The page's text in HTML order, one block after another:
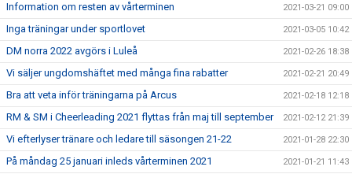
Information om resten av vårterminen 2021-03-21 09:00
Inga träningar under sportlovet 2021-03-05 10:42
DM norra 2022 avgörs i Luleå 2021-02-26 18:38
Vi säljer ungdomshäftet med många fina rabatter 2021-02-21 20:49
Bra att veta inför träningarna på Arcus 2021-02-18 12:18
RM & SM i Cheerleading 2021 flyttas från maj till september 2021-02-12 21:39
Vi efterlyser tränare och ledare till säsongen 21-22 2021-01-28 22:30
På måndag 25 januari inleds vårterminen 2021 2021-01-21 11:43